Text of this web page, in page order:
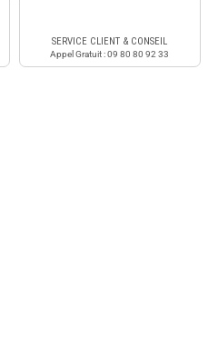
SERVICE CLIENT & CONSEIL
Appel Gratuit : 09 80 80 92 33